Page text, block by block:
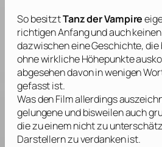
So besitztTanz der Vampire
richtigen Anfang und auch
dazwischen eine Geschichte, die
ohne wirkliche Höhepunkte
abgesehen davon in wenigen
gefasst ist.
Was den Film allerdings
gelungene und bisweilen auch
die zu einem nicht zu
Darstellern zu verdanken ist.